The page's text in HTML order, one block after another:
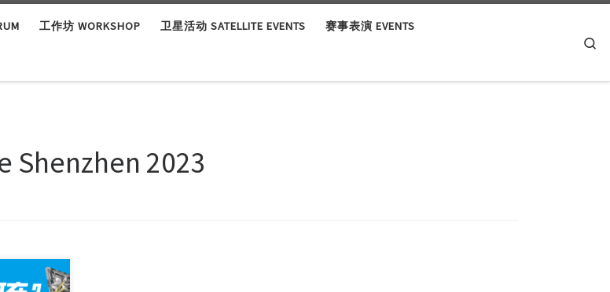
工作坊 WORKSHOP 卫星活动 SATELLITE EVENTS 赛事表演 EVENTS
Shenzhen 2023